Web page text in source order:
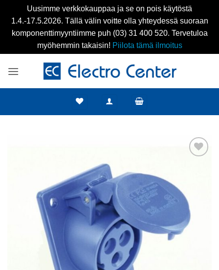
Uusimme verkkokauppaa ja se on pois käytöstä
1.4.-17.5.2026. Tällä välin voitte olla yhteydessä suoraan
komponenttimyyntiimme puh (03) 31 400 520. Tervetuloa
myöhemmin takaisin! Piilota tämä ilmoitus